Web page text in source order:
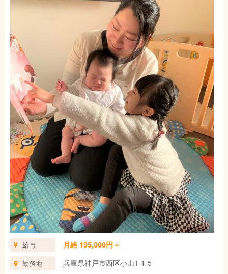
給与 月給 195,000円～
勤務地 兵庫県神戸市西区小山1-1-5